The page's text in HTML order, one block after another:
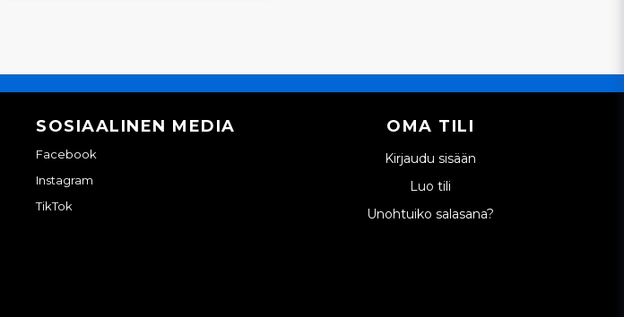
SOSIAALINEN MEDIA
Facebook
Instagram
TikTok
OMA TILI
Kirjaudu sisään
Luo tili
Unohtuiko salasana?